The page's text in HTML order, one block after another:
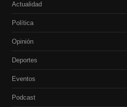
Actualidad
Política
Opinión
Deportes
Eventos
Podcast